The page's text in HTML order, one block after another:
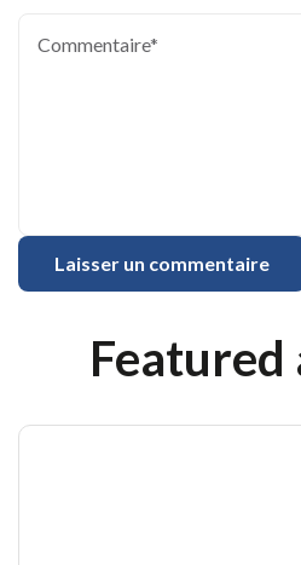
Featured